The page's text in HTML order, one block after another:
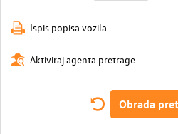
Ispis popisa vozila
Aktiviraj agenta pretrage
Obrada